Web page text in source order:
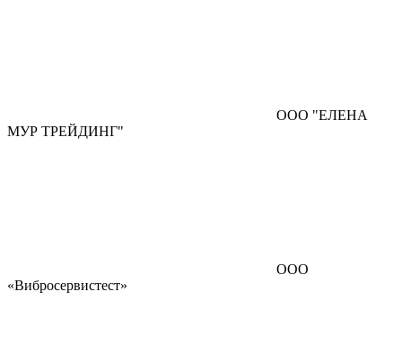
ООО "ЕЛЕНА
МУР ТРЕЙДИНГ"
ООО
«Вибросервистест»